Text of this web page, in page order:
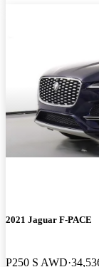
2021 Jaguar F-PACE
P250 S AWD